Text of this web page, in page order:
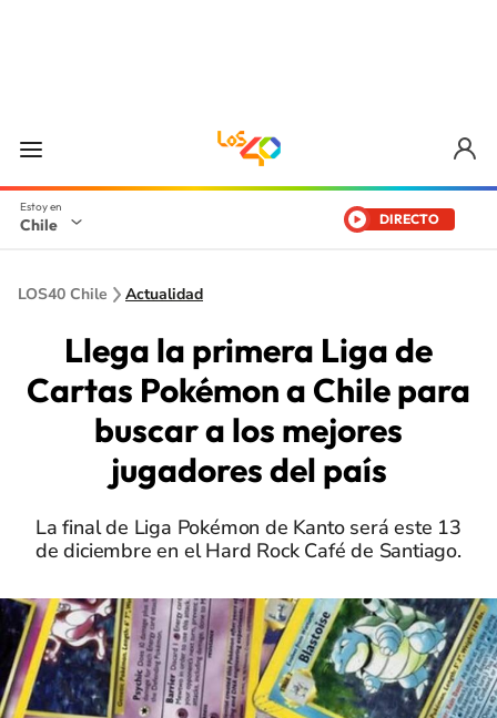
Chile DIRECTO
LOS40 Chile Actualidad
Llega la primera Liga de
Cartas Pokémon a Chile para
buscar a los mejores
jugadores del país
La final de Liga Pokémon de Kanto será este 13
de diciembre en el Hard Rock Café de Santiago.